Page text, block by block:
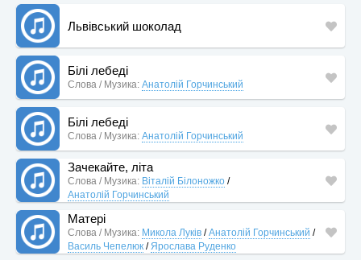
Львівський шоколад
Білі лебеді
Слова / Музика: Анатолій Горчинський
Білі лебеді
Слова / Музика: Анатолій Горчинський
Зачекайте, літа
Слова / Музика: Віталій Білоножко /
Анатолій Горчинський
Матері
Слова / Музика: Микола Луків /Анатолій Горчинський /
Василь Чепелюк / Ярослава Руденко